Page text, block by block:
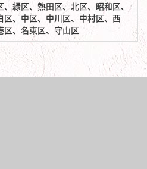
、緑区、熱田区、北区、昭和区、
区、中区、中川区、中村区、西
区、名東区、守山区